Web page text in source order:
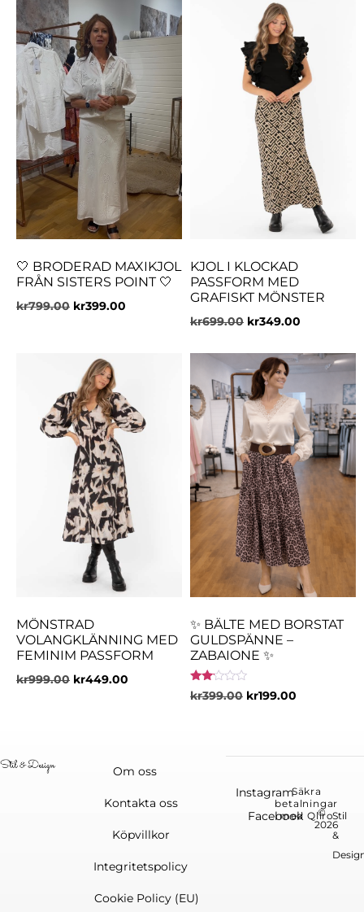
🤍 BRODERAD MAXIKJOL
FRÅN SISTERS POINT 🤍
kr799.00 kr399.00
KJOL I KLOCKAD
PASSFORM MED
GRAFISKT MÖNSTER
kr699.00 kr349.00
MÖNSTRAD
VOLANGKLÄNNING MED
FEMINIM PASSFORM
kr999.00 kr449.00
✨ BÄLTE MED BORSTAT
GULDSPÄNNE –
ZABAIONE ✨
Betygsatt
2.00
kr399.00 kr199.00
Om oss
Kontakta oss
Köpvillkor
Integritetspolicy
Cookie Policy (EU)
©
2026
Stil
&
Instagram
Facebook
Säkra
betalningar
med Qliro